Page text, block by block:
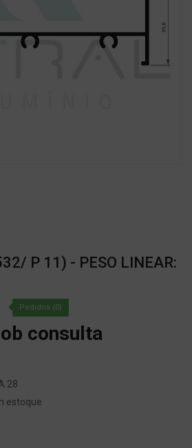
P 11) - PESO LINEAR:
Pedidos (0)
consulta
28
estoque